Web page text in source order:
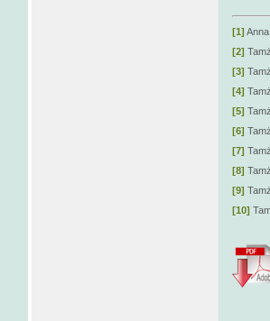
[1] Anna,
[2]
[3]
[4]
[5]
[6]
[7]
[8]
[9]
[10]